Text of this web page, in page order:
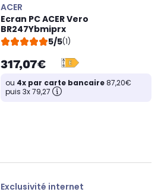
ACER
Ecran PC ACER Vero
BR247Ybmiprx
5/5(1)
317,07€
ou 4x par carte bancaire87,20€
puis 3x 79,27
Exclusivité internet